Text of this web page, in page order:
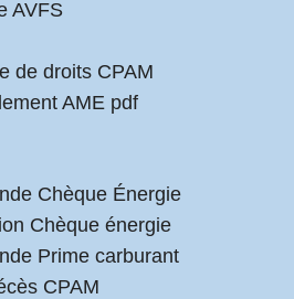
AVFS
de droits CPAM
AME pdf
Chèque Énergie
Chèque énergie
Prime carburant
CPAM